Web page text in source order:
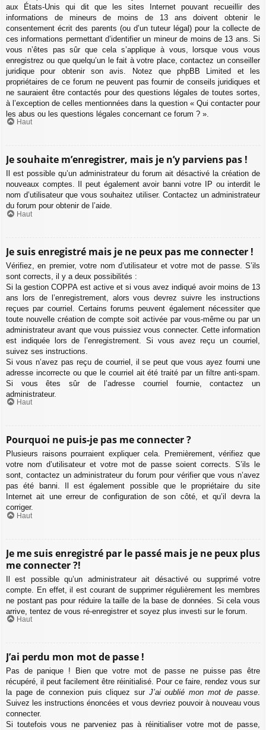
aux États-Unis qui dit que les sites Internet pouvant recueillir des
informations de mineurs de moins de 13 ans doivent obtenir le
consentement écrit des parents (ou d’un tuteur légal) pour la collecte de
ces informations permettant d’identifier un mineur de moins de 13 ans. Si
vous n’êtes pas sûr que cela s’applique à vous, lorsque vous vous
enregistrez ou que quelqu’un le fait à votre place, contactez un conseiller
juridique pour obtenir son avis. Notez que phpBB Limited et les
propriétaires de ce forum ne peuvent pas fournir de conseils juridiques et
ne sauraient être contactés pour des questions légales de toutes sortes,
à l’exception de celles mentionnées dans la question « Qui contacter pour
les abus ou les questions légales concernant ce forum ? ».
Haut
Je souhaite m’enregistrer, mais je n’y parviens pas !
Il est possible qu’un administrateur du forum ait désactivé la création de
nouveaux comptes. Il peut également avoir banni votre IP ou interdit le
nom d’utilisateur que vous souhaitez utiliser. Contactez un administrateur
du forum pour obtenir de l’aide.
Haut
Je suis enregistré mais je ne peux pas me connecter !
Vérifiez, en premier, votre nom d’utilisateur et votre mot de passe. S’ils
sont corrects, il y a deux possibilités :
Si la gestion COPPA est active et si vous avez indiqué avoir moins de 13
ans lors de l’enregistrement, alors vous devrez suivre les instructions
reçues par courriel. Certains forums peuvent également nécessiter que
toute nouvelle création de compte soit activée par vous-même ou par un
administrateur avant que vous puissiez vous connecter. Cette information
est indiquée lors de l’enregistrement. Si vous avez reçu un courriel,
suivez ses instructions.
Si vous n’avez pas reçu de courriel, il se peut que vous ayez fourni une
adresse incorrecte ou que le courriel ait été traité par un filtre anti-spam.
Si vous êtes sûr de l’adresse courriel fournie, contactez un
administrateur.
Haut
Pourquoi ne puis-je pas me connecter ?
Plusieurs raisons pourraient expliquer cela. Premièrement, vérifiez que
votre nom d’utilisateur et votre mot de passe soient corrects. S’ils le
sont, contactez un administrateur du forum pour vérifier que vous n’avez
pas été banni. Il est également possible que le propriétaire du site
Internet ait une erreur de configuration de son côté, et qu’il devra la
corriger.
Haut
Je me suis enregistré par le passé mais je ne peux plus
me connecter ?!
Il est possible qu’un administrateur ait désactivé ou supprimé votre
compte. En effet, il est courant de supprimer régulièrement les membres
ne postant pas pour réduire la taille de la base de données. Si cela vous
arrive, tentez de vous ré-enregistrer et soyez plus investi sur le forum.
Haut
J’ai perdu mon mot de passe !
Pas de panique ! Bien que votre mot de passe ne puisse pas être
récupéré, il peut facilement être réinitialisé. Pour ce faire, rendez vous sur
la page de connexion puis cliquez sur J’ai oublié mon mot de passe.
Suivez les instructions énoncées et vous devriez pouvoir à nouveau vous
connecter.
Si toutefois vous ne parveniez pas à réinitialiser votre mot de passe,